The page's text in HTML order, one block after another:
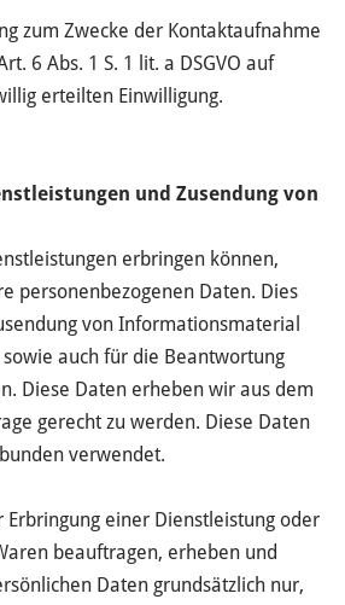
zum Zwecke der Kontaktaufnahme
6 Abs. 1 S. 1 lit. a DSGVO auf
erteilten Einwilligung.
und Zusendung von
erbringen können,
personenbezogenen Daten. Dies
von Informationsmaterial
auch für die Beantwortung
Diese Daten erheben wir aus dem
gerecht zu werden. Diese Daten
verwendet.
Erbringung einer Dienstleistung oder
beauftragen, erheben und
Daten grundsätzlich nur,